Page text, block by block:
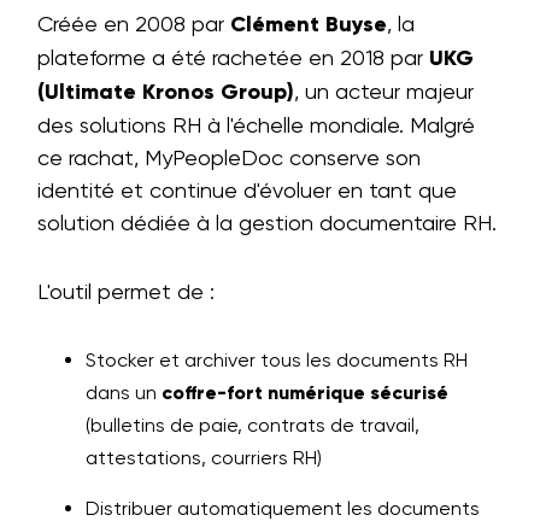
Créée en 2008 par Clément Buyse, la
plateforme a été rachetée en 2018 par UKG
(Ultimate Kronos Group), un acteur majeur
des solutions RH à l'échelle mondiale. Malgré
ce rachat, MyPeopleDoc conserve son
identité et continue d'évoluer en tant que
solution dédiée à la gestion documentaire RH.
L'outil permet de :
Stocker et archiver tous les documents RH
dans un coffre-fort numérique sécurisé
(bulletins de paie, contrats de travail,
attestations, courriers RH)
Distribuer automatiquement les documents